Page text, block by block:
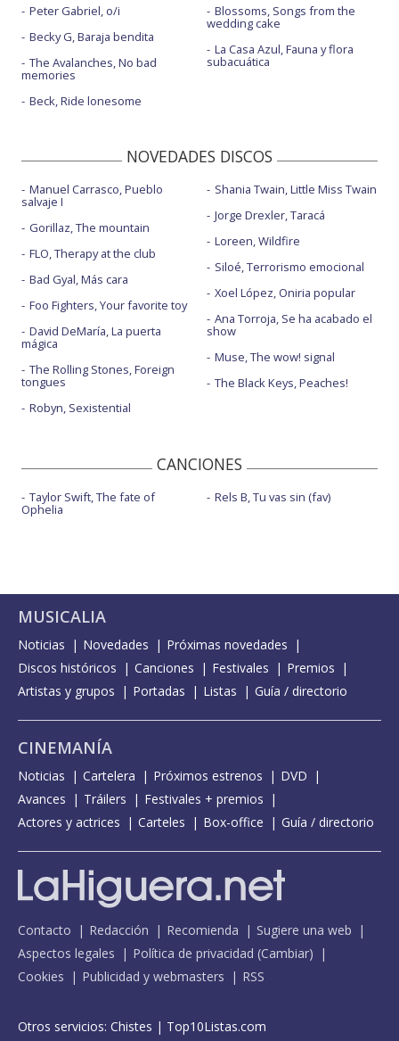
La Gloria
Llorona - con Fuel Fandango
Lo que va pasando
Lo que va pasando - con Rozalén - directo
Máquina de piedad
Máquina de piedad - Abierto hasta las 2
Noche oscura - Abierto hasta las 2
Noche oscura - con Leiva
Nubes de papel - con Izal
Ojalá el amor nos salve
Panamericana - en Abierto hasta las 2
Panamericana - Live in Shasta
Quiero descansar - acústico
Ser valiente - Warner Music Café
Solo quería
Solo quería - Abierto hasta las 2
Somos viento - con Amparanoia
Te sigo soñando - con Luz Casal
Vencedores invisibles - con Izal
Vidas autónomas - con Amparo Sánchez y Camilo Lara
Peter Gabriel, o/i
Becky G, Baraja bendita
The Avalanches, No bad
memories
Beck, Ride lonesome
Blossoms, Songs from the
wedding cake
La Casa Azul, Fauna y flora
subacuática
NOVEDADES DISCOS
Manuel Carrasco, Pueblo
salvaje I
Gorillaz, The mountain
FLO, Therapy at the club
Bad Gyal, Más cara
Foo Fighters, Your favorite toy
David DeMaría, La puerta
mágica
The Rolling Stones, Foreign
tongues
Robyn, Sexistential
Shania Twain, Little Miss Twain
Jorge Drexler, Taracá
Loreen, Wildfire
Siloé, Terrorismo emocional
Xoel López, Oniria popular
Ana Torroja, Se ha acabado el
show
Muse, The wow! signal
The Black Keys, Peaches!
CANCIONES
Taylor Swift, The fate of
Ophelia
Rels B, Tu vas sin (fav)
MUSICALIA
Noticias Novedades
Próximas novedades
Discos históricos
Canciones Festivales
Premios
Artistas y grupos
Portadas Listas Guía / directorio
CINEMANÍA
Noticias Cartelera Próximos estrenos
DVD
Avances
Tráilers
Festivales + premios
Actores y actrices
Carteles Box-office Guía / directorio
Contacto Redacción Recomienda
Sugiere una web
Aspectos legales
Política de privacidad (Cambiar)
Cookies
Publicidad y webmasters RSS
Otros servicios: Chistes | Top10Listas.com